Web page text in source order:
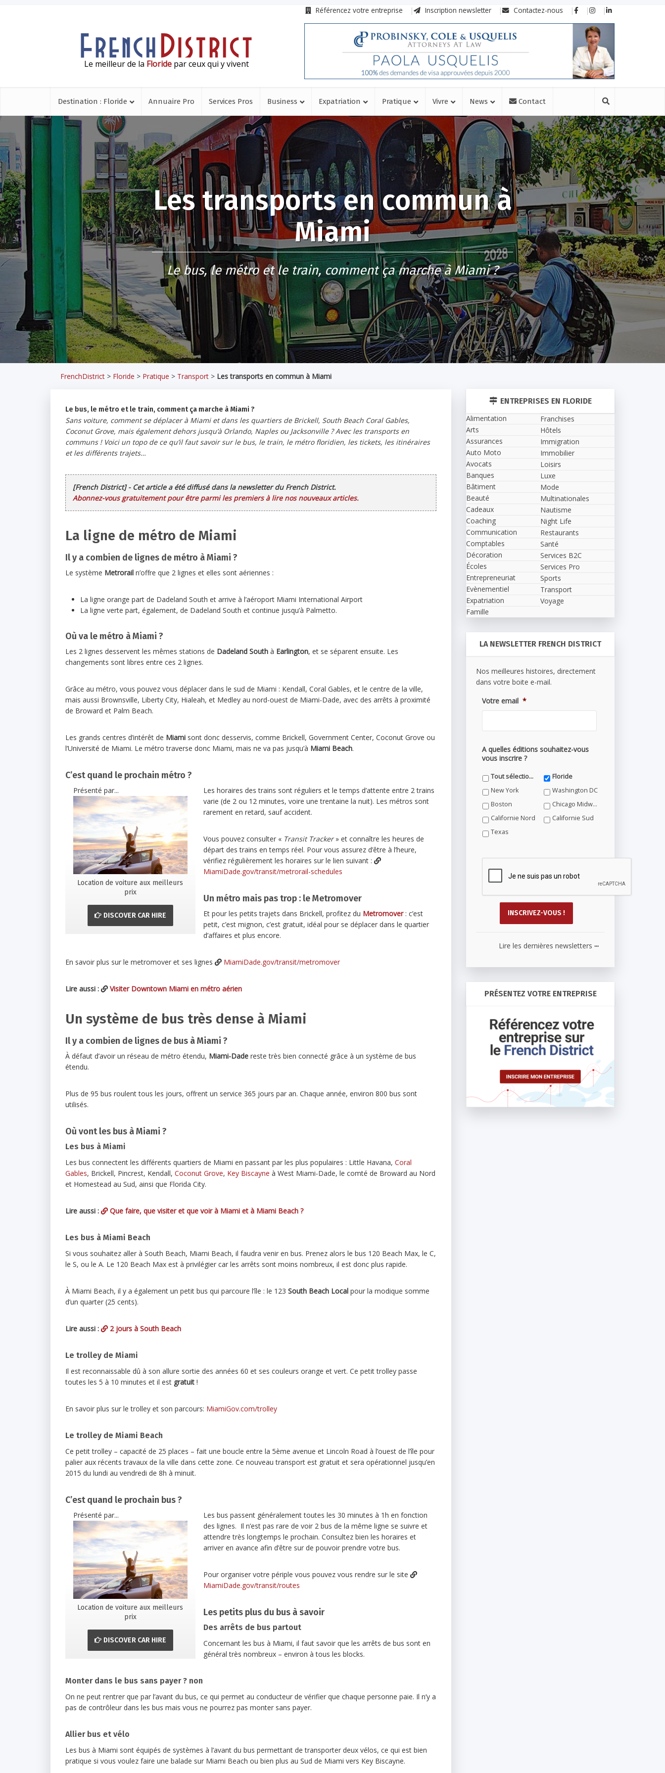
Référencez votre entreprise Inscription newsletter Contactez-nous
Le meilleur de la Floridepar ceux qui y vivent
Destination : Floride Annuaire Pro Services Pros Business Expatriation Pratique Vivre News Contact
Les transports en commun à
Miami
Le bus, le métro et le train, comment ça marche à Miami ?
FrenchDistrict > Floride > Pratique > Transport > Les transports en commun à Miami
Le bus, le métro et le train, comment ça marche à Miami ?
Sans voiture, comment se déplacer à Miami et dans les quartiers de Brickell, South Beach Coral Gables,
Coconut Grove, mais également dehors jusqu’à Orlando, Naples ou Jacksonville ? Avec les transports en
communs ! Voici un topo de ce qu’il faut savoir sur le bus, le train, le métro floridien, les tickets, les itinéraires
et les différents trajets…
[French District] - Cet article a été diffusé dans la newsletter du French District.
Abonnez-vous gratuitement pour être parmi les premiers à lire nos nouveaux articles.
La ligne de métro de Miami
Il y a combien de lignes de métro à Miami ?
Le système Metrorail n’offre que 2 lignes et elles sont aériennes :
La ligne orange part de Dadeland South et arrive à l’aéroport Miami International Airport
La ligne verte part, également, de Dadeland South et continue jusqu’à Palmetto.
Où va le métro à Miami ?
Les 2 lignes desservent les mêmes stations de Dadeland South à Earlington, et se séparent ensuite. Les
changements sont libres entre ces 2 lignes.
Grâce au métro, vous pouvez vous déplacer dans le sud de Miami : Kendall, Coral Gables, et le centre de la ville,
mais aussi Brownsville, Liberty City, Hialeah, et Medley au nord-ouest de Miami-Dade, avec des arrêts à proximité
de Broward et Palm Beach.
Les grands centres d’intérêt de Miami sont donc desservis, comme Brickell, Government Center, Coconut Grove ou
l’Université de Miami. Le métro traverse donc Miami, mais ne va pas jusqu’à Miami Beach.
C’est quand le prochain métro ?
Présenté par...
Location de voiture aux meilleurs
prix
DISCOVER CAR HIRE
Les horaires des trains sont réguliers et le temps d’attente entre 2 trains
varie (de 2 ou 12 minutes, voire une trentaine la nuit). Les métros sont
rarement en retard, sauf accident.
Vous pouvez consulter « Transit Tracker» et connaître les heures de
départ des trains en temps réel. Pour vous assurez d’être à l’heure,
vérifiez régulièrement les horaires sur le lien suivant :
MiamiDade.gov/transit/metrorail-schedules
Un métro mais pas trop : le Metromover
Et pour les petits trajets dans Brickell, profitez du Metromover: c’est
petit, c’est mignon, c’est gratuit, idéal pour se déplacer dans le quartier
d’affaires et plus encore.
En savoir plus sur le metromover et ses lignes MiamiDade.gov/transit/metromover
Lire aussi : Visiter Downtown Miami en métro aérien
Un système de bus très dense à Miami
Il y a combien de lignes de bus à Miami ?
À défaut d’avoir un réseau de métro étendu, Miami-Dade reste très bien connecté grâce à un système de bus
étendu.
Plus de 95 bus roulent tous les jours, offrent un service 365 jours par an. Chaque année, environ 800 bus sont
utilisés.
Où vont les bus à Miami ?
Les bus à Miami
Les bus connectent les différents quartiers de Miami en passant par les plus populaires : Little Havana, Coral
Gables, Brickell, Pincrest, Kendall, Coconut Grove, Key Biscayne à West Miami-Dade, le comté de Broward au Nord
et Homestead au Sud, ainsi que Florida City.
Lire aussi : Que faire, que visiter et que voir à Miami et à Miami Beach ?
Les bus à Miami Beach
Si vous souhaitez aller à South Beach, Miami Beach, il faudra venir en bus. Prenez alors le bus 120 Beach Max, le C,
le S, ou le A. Le 120 Beach Max est à privilégier car les arrêts sont moins nombreux, il est donc plus rapide.
À Miami Beach, il y a également un petit bus qui parcoure l’île : le 123 South Beach Local pour la modique somme
d’un quarter (25 cents).
Lire aussi : 2 jours à South Beach
Le trolley de Miami
Il est reconnaissable dû à son allure sortie des années 60 et ses couleurs orange et vert. Ce petit trolley passe
toutes les 5 à 10 minutes et il est gratuit !
En savoir plus sur le trolley et son parcours: MiamiGov.com/trolley
Le trolley de Miami Beach
Ce petit trolley – capacité de 25 places – fait une boucle entre la 5ème avenue et Lincoln Road à l’ouest de l’île pour
palier aux récents travaux de la ville dans cette zone. Ce nouveau transport est gratuit et sera opérationnel jusqu’en
2015 du lundi au vendredi de 8h à minuit.
C’est quand le prochain bus ?
Présenté par...
Location de voiture aux meilleurs
prix
DISCOVER CAR HIRE
Les bus passent généralement toutes les 30 minutes à 1h en fonction
des lignes. Il n’est pas rare de voir 2 bus de la même ligne se suivre et
attendre très longtemps le prochain. Consultez bien les horaires et
arriver en avance afin d’être sur de pouvoir prendre votre bus.
Pour organiser votre périple vous pouvez vous rendre sur le site
MiamiDade.gov/transit/routes
Les petits plus du bus à savoir
Des arrêts de bus partout
Concernant les bus à Miami, il faut savoir que les arrêts de bus sont en
général très nombreux – environ à tous les blocks.
Monter dans le bus sans payer ? non
On ne peut rentrer que par l’avant du bus, ce qui permet au conducteur de vérifier que chaque personne paie. Il n’y a
pas de contrôleur dans les bus mais vous ne pourrez pas monter sans payer.
Allier bus et vélo
Les bus à Miami sont équipés de systèmes à l’avant du bus permettant de transporter deux vélos, ce qui est bien
pratique si vous voulez faire une balade sur Miami Beach ou bien plus au Sud de Miami vers Key Biscayne.
ENTREPRISES EN FLORIDE
Alimentation
Arts
Assurances
Auto Moto
Avocats
Banques
Bâtiment
Beauté
Cadeaux
Coaching
Communication
Comptables
Décoration
Écoles
Entrepreneuriat
Evènementiel
Expatriation
Famille
Franchises
Hôtels
Immigration
Immobilier
Loisirs
Luxe
Mode
Multinationales
Nautisme
Night Life
Restaurants
Santé
Services B2C
Services Pro
Sports
Transport
Voyage
LA NEWSLETTER FRENCH DISTRICT
Nos meilleures histoires, directement
dans votre boite e-mail.
Votre email *
A quelles éditions souhaitez-vous
vous inscrire ?
Tout sélectionner
Floride
New York
Washington DC
Boston
Chicago Midwest
Californie Nord
Californie Sud
Texas
Lire les dernières newsletters ...
PRÉSENTEZ VOTRE ENTREPRISE